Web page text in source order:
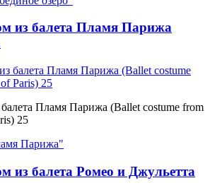
из балета Пламя Парижа
Пламя Парижа (Ballet costume from
25
Парижа"
из балета Ромео и Джульетта